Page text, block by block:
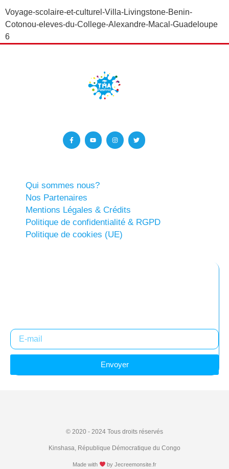
Voyage-scolaire-et-culturel-Villa-Livingstone-Benin-
Cotonou-eleves-du-College-Alexandre-Macal-Guadeloupe
6
Qui sommes nous?
Nos Partenaires
Mentions Légales & Crédits
Politique de confidentialité & RGPD
Politique de cookies (UE)
Envoyer
© 2020 - 2024 Tous droits réservés
Kinshasa, République Démocratique du Congo
Made with byJecreemonsite.fr​